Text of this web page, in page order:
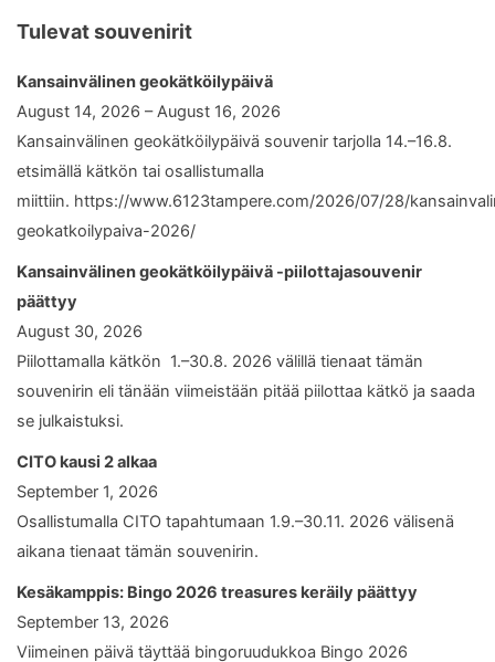
Tulevat souvenirit
Kansainvälinen geokätköilypäivä
August 14, 2026 – August 16, 2026
Kansainvälinen geokätköilypäivä souvenir tarjolla 14.–16.8.
etsimällä kätkön tai osallistumalla
miittiin. https://www.6123tampere.com/2026/07/28/
geokatkoilypaiva-2026/
Kansainvälinen geokätköilypäivä -piilottajasouvenir
päättyy
August 30, 2026
Piilottamalla kätkön 1.–30.8. 2026 välillä tienaat tämän
souvenirin eli tänään viimeistään pitää piilottaa kätkö ja saada
se julkaistuksi.
CITO kausi 2 alkaa
September 1, 2026
Osallistumalla CITO tapahtumaan 1.9.–30.11. 2026 välisenä
aikana tienaat tämän souvenirin.
Kesäkamppis: Bingo 2026 treasures keräily päättyy
September 13, 2026
Viimeinen päivä täyttää bingoruudukkoa Bingo 2026